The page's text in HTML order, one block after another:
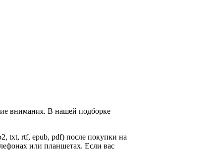
внимания. В нашей подборке
txt, rtf, epub, pdf) после покупки на
или планшетах. Если вас